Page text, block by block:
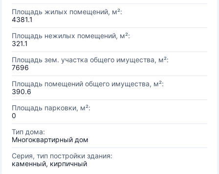
Площадь жилых помещений, м²:
4381.1
Площадь нежилых помещений, м²:
321.1
Площадь зем. участка общего имущества, м²:
7696
Площадь помещений общего имущества, м²:
390.6
Площадь парковки, м²:
0
Тип дома:
Многоквартирный дом
Серия, тип постройки здания:
каменный, кирпичный